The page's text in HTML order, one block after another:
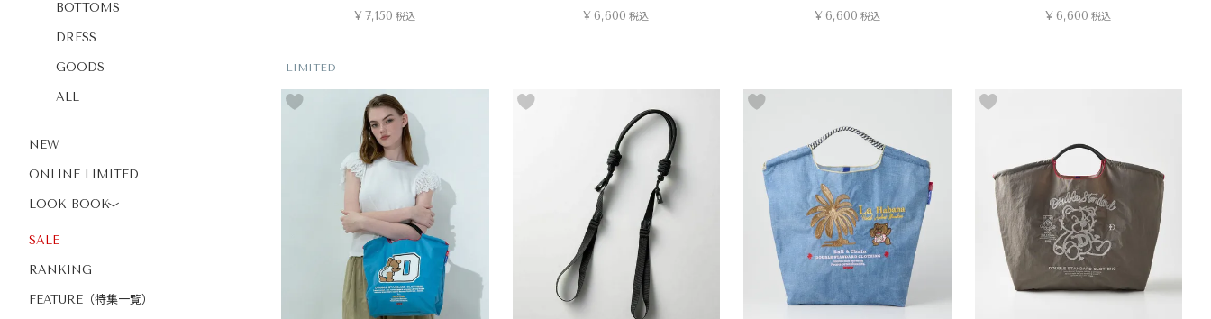
BOTTOMS
DRESS
GOODS
ALL
NEW
ONLINE LIMITED
LOOK BOOK〉
SALE
RANKING
FEATURE（特集一覧）
¥7,150 税込 ¥6,600 税込 ¥6,600 税込 ¥6,600 税込
LIMITED